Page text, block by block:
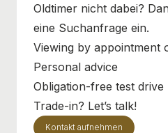
Oldtimer nicht dabei?
eine Suchanfrage ein.
Viewing by appointment
Personal advice
Obligation-free test drive
Trade-in? Let’s talk!
Kontakt aufnehmen